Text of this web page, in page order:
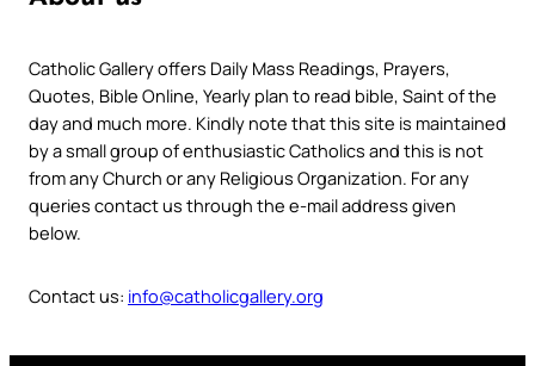
Catholic Gallery offers Daily Mass Readings, Prayers,
Quotes, Bible Online, Yearly plan to read bible, Saint of the
day and much more. Kindly note that this site is maintained
by a small group of enthusiastic Catholics and this is not
from any Church or any Religious Organization. For any
queries contact us through the e-mail address given
below.
Contact us: info@catholicgallery.org